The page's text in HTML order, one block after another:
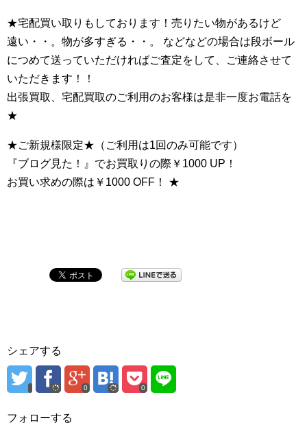
★宅配買い取りもしております！売りたい物があるけど
遠い・・。物が多すぎる・・。 などなどの場合は段ボール
につめて送っていただければご査定をして、ご連絡させて
いただきます！！
出張買取、宅配買取のご利用のお客様は是非一度お電話を
★
★ご新規様限定★（ご利用は1回のみ可能です）
『ブログ見た！』でお買取りの際￥1000 UP！
お買い求めの際は￥1000 OFF！ ★
シェアする
0 0
フォローする